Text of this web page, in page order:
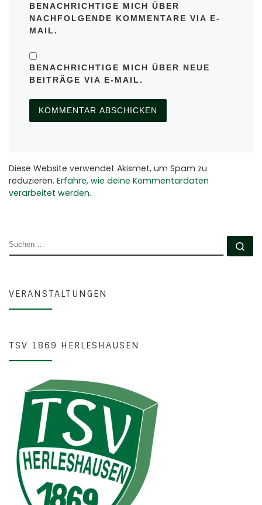
BENACHRICHTIGE MICH ÜBER
NACHFOLGENDE KOMMENTARE VIA E-
MAIL.
BENACHRICHTIGE MICH ÜBER NEUE
BEITRÄGE VIA E-MAIL.
Diese Website verwendet Akismet, um Spam zu
reduzieren. Erfahre, wie deine Kommentardaten
verarbeitet werden.
SUCHE
VERANSTALTUNGEN
TSV 1869 HERLESHAUSEN